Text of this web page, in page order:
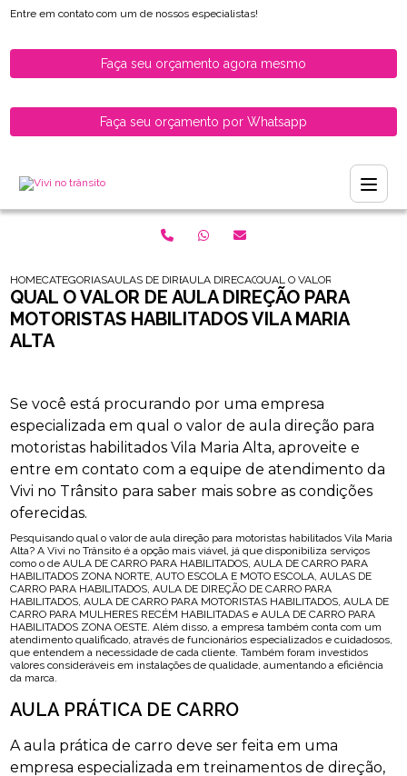
Entre em contato com um de nossos especialistas!
Faça seu orçamento agora mesmo
Faça seu orçamento por Whatsapp
HOMECATEGORIASAULAS DE DIRECAO PARA HABILITADOS
AULA DIRECAO PARA MOTORISTAS
QUAL O VALOR DE AULA
QUAL O VALOR DE AULA DIREÇÃO PARA
MOTORISTAS HABILITADOS VILA MARIA
ALTA
Se você está procurando por uma empresa
especializada em qual o valor de aula direção para
motoristas habilitados Vila Maria Alta, aproveite e
entre em contato com a equipe de atendimento da
Vivi no Trânsito para saber mais sobre as condições
oferecidas.
Pesquisando qual o valor de aula direção para motoristas habilitados Vila Maria
Alta? A Vivi no Trânsito é a opção mais viável, já que disponibiliza serviços
como o de AULA DE CARRO PARA HABILITADOS, AULA DE CARRO PARA
HABILITADOS ZONA NORTE, AUTO ESCOLA E MOTO ESCOLA, AULAS DE
CARRO PARA HABILITADOS, AULA DE DIREÇÃO DE CARRO PARA
HABILITADOS, AULA DE CARRO PARA MOTORISTAS HABILITADOS, AULA DE
CARRO PARA MULHERES RECÉM HABILITADAS e AULA DE CARRO PARA
HABILITADOS ZONA OESTE. Além disso, a empresa também conta com um
atendimento qualificado, através de funcionários especializados e cuidadosos,
que entendem a necessidade de cada cliente. Também foram investidos
valores consideráveis em instalações de qualidade, aumentando a eficiência
da marca.
AULA PRÁTICA DE CARRO
A aula prática de carro deve ser feita em uma
empresa especializada em treinamentos de direção,